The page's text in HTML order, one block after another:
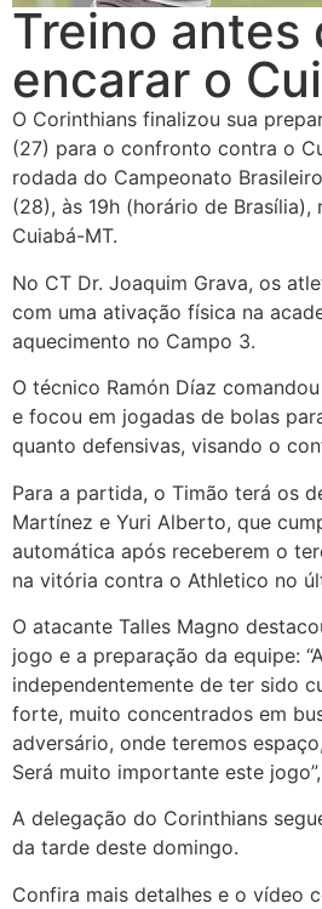
Treino antes
encarar o
O Corinthians finalizou sua
(27) para o confronto contra o
rodada do Campeonato
(28), às 19h (horário de Brasília),
Cuiabá-MT.
No CT Dr. Joaquim Grava, os
com uma ativação física na
aquecimento no Campo 3.
O técnico Ramón Díaz
e focou em jogadas de bolas
quanto defensivas, visando o
Para a partida, o Timão terá os
Martínez e Yuri Alberto, que
automática após receberem o
na vitória contra o Athletico no
O atacante Talles Magno
jogo e a preparação da equipe:
independentemente de ter sido
forte, muito concentrados em
adversário, onde teremos
Será muito importante este
A delegação do Corinthians
da tarde deste domingo.
Confira mais detalhes e o vídeo